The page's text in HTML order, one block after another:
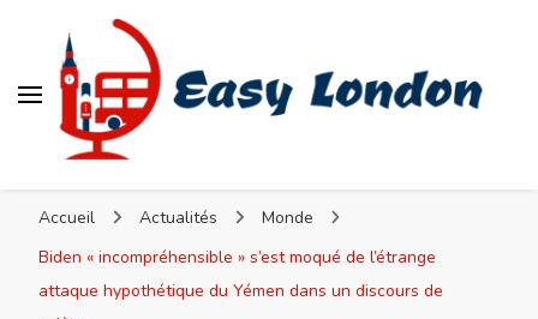
Accueil Actualités
Monde
Biden « incompréhensible » s’est moqué de l’étrange
attaque hypothétique du Yémen dans un discours de